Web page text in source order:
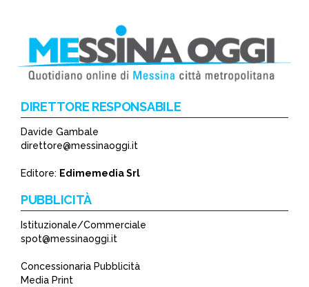
DIRETTORE RESPONSABILE
Davide Gambale
direttore@messinaoggi.it
Editore: Edimemedia Srl
PUBBLICITÀ
Istituzionale/Commerciale
spot@messinaoggi.it
Concessionaria Pubblicità
Media Print